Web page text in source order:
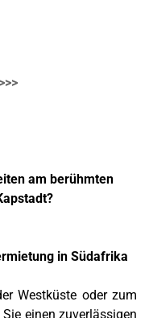
am berühmten
in Südafrika
Westküste oder zum
einen zuverlässigen